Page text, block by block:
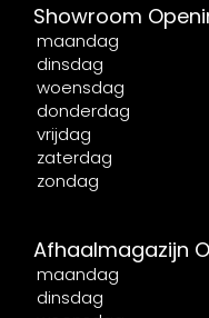
Showroom
maandag
dinsdag
woensdag
donderdag
vrijdag
zaterdag
zondag
Afhaalmagazijn
maandag
dinsdag